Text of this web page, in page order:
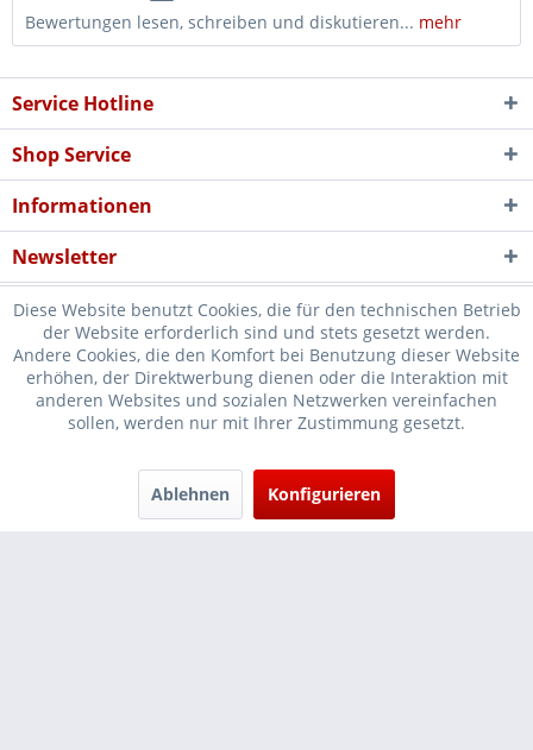
Bewertungen lesen, schreiben und diskutieren... mehr
Service Hotline
Shop Service
Informationen
Newsletter
* Verkauf nur an Unternehmer, Gewerbetreibende, Freiberufler und
öffentliche Institutionen, daher verstehen sich alle Preise zzgl.
nicht anders beschrieben
Diese Website benutzt Cookies, die für den technischen Betrieb
der Website erforderlich sind und stets gesetzt werden.
Andere Cookies, die den Komfort bei Benutzung dieser Website
erhöhen, der Direktwerbung dienen oder die Interaktion mit
anderen Websites und sozialen Netzwerken vereinfachen
sollen, werden nur mit Ihrer Zustimmung gesetzt.
Ablehnen Konfigurieren